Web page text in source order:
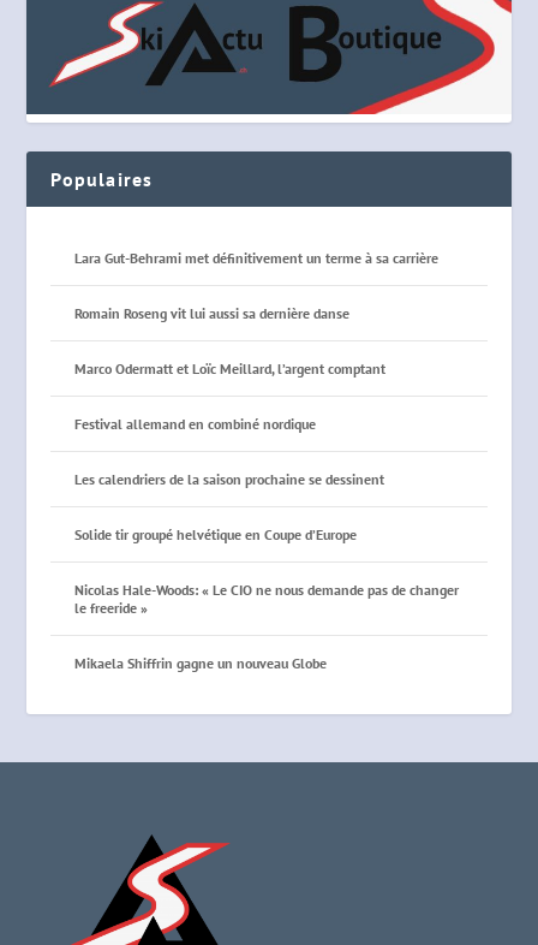
Populaires
Lara Gut-Behrami met définitivement un terme à sa carrière
Romain Roseng vit lui aussi sa dernière danse
Marco Odermatt et Loïc Meillard, l’argent comptant
Festival allemand en combiné nordique
Les calendriers de la saison prochaine se dessinent
Solide tir groupé helvétique en Coupe d’Europe
Nicolas Hale-Woods: « Le CIO ne nous demande pas de changer
le freeride »
Mikaela Shiffrin gagne un nouveau Globe